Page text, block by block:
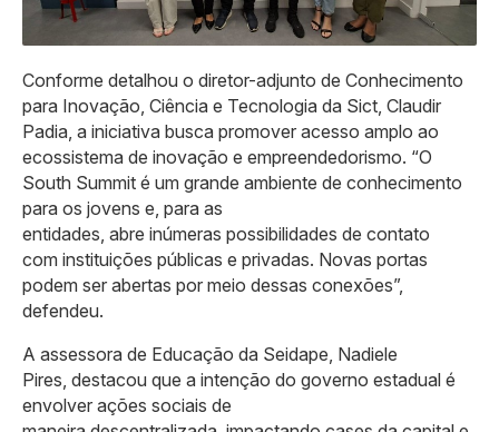
Conforme detalhou o diretor-adjunto de Conhecimento
para Inovação, Ciência e Tecnologia da Sict, Claudir
Padia, a iniciativa busca promover acesso amplo ao
ecossistema de inovação e empreendedorismo. “O
South Summit é um grande ambiente de conhecimento
para os jovens e, para as
entidades, abre inúmeras possibilidades de contato
com instituições públicas e privadas. Novas portas
podem ser abertas por meio dessas conexões”,
defendeu.
A assessora de Educação da Seidape, Nadiele
Pires, destacou que a intenção do governo estadual é
envolver ações sociais de